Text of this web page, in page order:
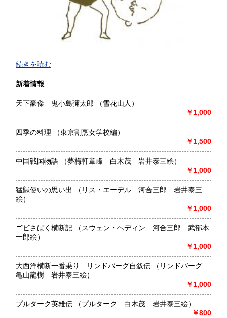
600円
最寄駅：名古屋市営地下鉄鶴舞線
営業時間：12:00～18:00
定休日：火曜日定休(仕入れのため不定休となる場合がござい
書籍の買取について
美術関係、建築関係資料等扱っております。
また、江戸期からの古地図、刷り物など、視覚的に当時の様
店頭へのお持ち込み、宅配便でのご送付のいずれも承りま
す。
どうぞお気軽にご相談ください。
取り扱い分野
歴史、社会科学、自然科学、美術工芸、国語国文、古典籍、
近代文献、趣味、サブカルチャー、古書一般（その他）
続きを読む
新着情報
天下豪傑 鬼小島彌太郎 （雪花山人）
￥1,000
四季の料理 （東京割烹女学校編）
￥1,500
中国戦国物語 （夢梅軒章峰 白木茂 岩井泰三絵）
￥1,000
猛獣使いの思い出 （リス・エーデル 河合三郎 岩井泰三
絵）
￥1,000
ゴビさばく横断記 （スウェン・ヘディン 河合三郎 武部本
一郎絵）
￥1,000
大西洋横断一番乗り リンドバーグ自叙伝 （リンドバーグ
亀山龍樹 岩井泰三絵）
￥1,000
プルターク英雄伝 （プルターク 白木茂 岩井泰三絵）
￥800